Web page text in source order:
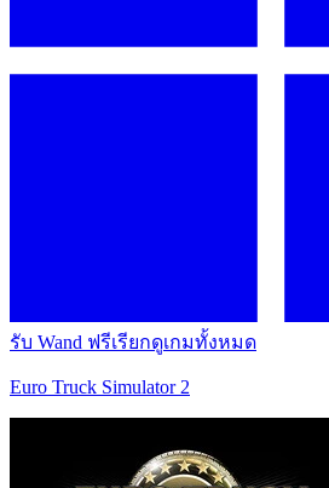
รับ Wand ฟรีเรียกดูเกมทั้งหมด
Euro Truck Simulator 2